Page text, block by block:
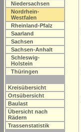
Niedersachsen
Nordrhein-
Westfalen
Rheinland-Pfalz
Saarland
Sachsen
Sachsen-Anhalt
Schleswig-
Holstein
Thüringen
Kreisübersicht
Ortsübersicht
Baulast
Übersicht nach
Rädern
Trassenstatistik